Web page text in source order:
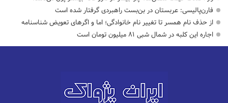
فارن‌پالیسی: عربستان در بن‌بست راهبردی گرفتار شده است
از حذف نام همسر تا تغییر نام خانوادگی؛ اما و اگرهای تعویض شناسنامه
اجاره این کلبه در شمال شبی ۸۱ میلیون تومان است